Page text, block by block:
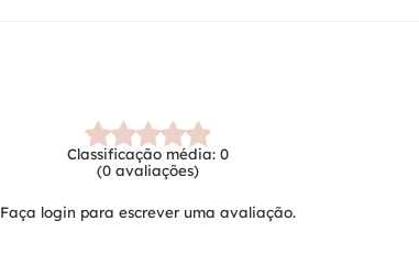
Classificação média: 0
(0 avaliações)
Faça login para escrever uma avaliação.